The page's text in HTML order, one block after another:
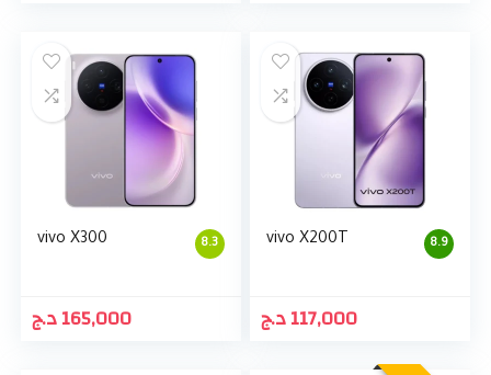
8.3
vivo X300
165,000د.ج
8.9
vivo X200T
117,000د.ج